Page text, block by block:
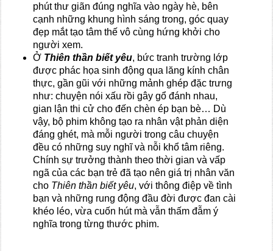
phút thư giãn đúng nghĩa vào ngày hè, bên
cạnh những khung hình sáng trong, góc quay
đẹp mắt tạo tâm thế vô cùng hứng khởi cho
người xem.
Ở Thiên thần biết yêu, bức tranh trường lớp
được phác họa sinh động qua lăng kính chân
thực, gần gũi với những mảnh ghép đặc trưng
như: chuyện nói xấu rồi gây gổ đánh nhau,
gian lận thi cử cho đến chèn ép bạn bè… Dù
vậy, bộ phim không tạo ra nhân vật phản diện
đáng ghét, mà mỗi người trong câu chuyện
đều có những suy nghĩ và nỗi khổ tâm riêng.
Chính sự trưởng thành theo thời gian và vấp
ngã của các bạn trẻ đã tạo nên giá trị nhân văn
cho Thiên thần biết yêu, với thông điệp về tình
bạn và những rung động đầu đời được đan cài
khéo léo, vừa cuốn hút mà vẫn thấm đẫm ý
nghĩa trong từng thước phim.